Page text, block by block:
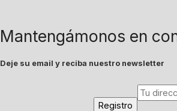
Mantengámonos en
Deje su email y reciba nuestro newsletter